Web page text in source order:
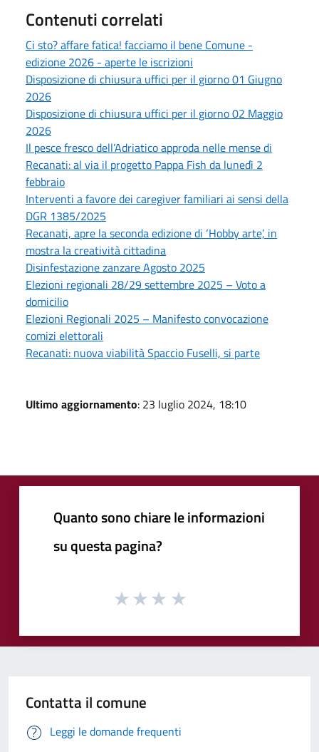
Contenuti correlati
Ci sto? affare fatica! facciamo il bene Comune -
edizione 2026 - aperte le iscrizioni
Disposizione di chiusura uffici per il giorno 01 Giugno
2026
Disposizione di chiusura uffici per il giorno 02 Maggio
2026
Il pesce fresco dell’Adriatico approda nelle mense di
Recanati: al via il progetto Pappa Fish da lunedì 2
febbraio
Interventi a favore dei caregiver familiari ai sensi della
DGR 1385/2025
Recanati, apre la seconda edizione di ‘Hobby arte’, in
mostra la creatività cittadina
Disinfestazione zanzare Agosto 2025
Elezioni regionali 28/29 settembre 2025 – Voto a
domicilio
Elezioni Regionali 2025 – Manifesto convocazione
comizi elettorali
Recanati: nuova viabilità Spaccio Fuselli, si parte
Ultimo aggiornamento: 23 luglio 2024, 18:10
Quanto sono chiare le informazioni
su questa pagina?
Contatta il comune
Leggi le domande frequenti